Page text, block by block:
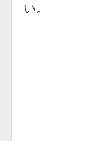
い。